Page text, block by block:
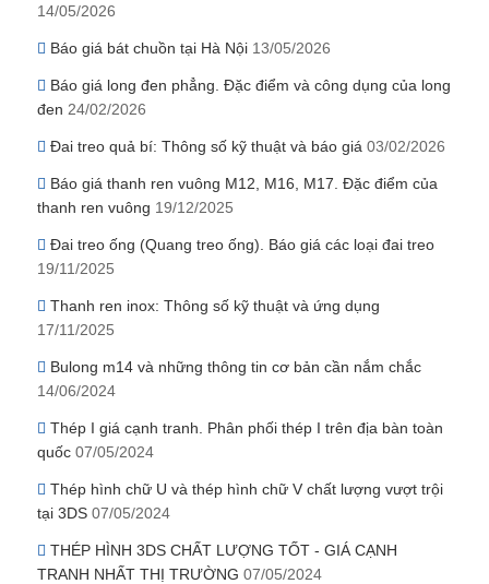
14/05/2026
Báo giá bát chuồn tại Hà Nội 13/05/2026
Báo giá long đen phẳng. Đặc điểm và công dụng của long
đen 24/02/2026
Đai treo quả bí: Thông số kỹ thuật và báo giá 03/02/2026
Báo giá thanh ren vuông M12, M16, M17. Đặc điểm của
thanh ren vuông 19/12/2025
Đai treo ống (Quang treo ống). Báo giá các loại đai treo
19/11/2025
Thanh ren inox: Thông số kỹ thuật và ứng dụng
17/11/2025
Bulong m14 và những thông tin cơ bản cần nắm chắc
14/06/2024
Thép I giá cạnh tranh. Phân phối thép I trên địa bàn toàn
quốc 07/05/2024
Thép hình chữ U và thép hình chữ V chất lượng vượt trội
tại 3DS 07/05/2024
THÉP HÌNH 3DS CHẤT LƯỢNG TỐT - GIÁ CẠNH
TRANH NHẤT THỊ TRƯỜNG 07/05/2024